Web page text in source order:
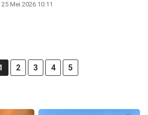
25 Mei 2026 10:11
2 3 4 5